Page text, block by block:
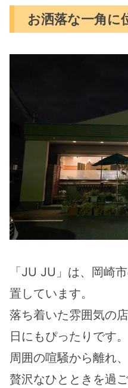
お洒落な一角に
「JU JU」は、岡崎
置しています。
落ち着いた雰囲気の
日にもぴったりです。
周囲の喧騒から離れ
贅沢なひとときを過